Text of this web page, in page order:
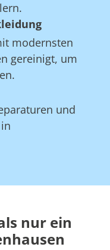
modernsten
gereinigt, um
und
nur ein